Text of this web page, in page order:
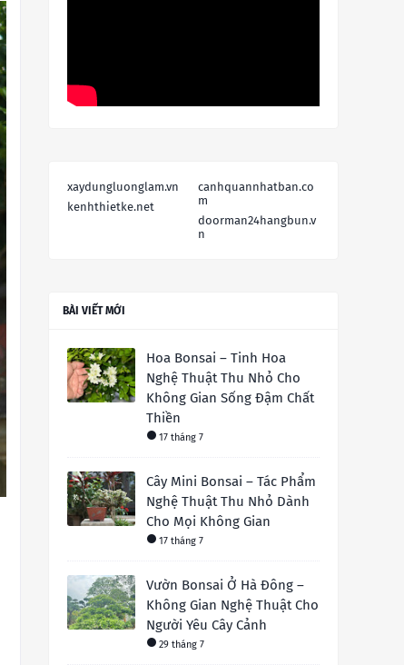
xaydungluonglam.vn
canhquannhatban.co
m
kenhthietke.net
doorman24hangbun.v
n
BÀI VIẾT MỚI
Hoa Bonsai – Tinh Hoa
Nghệ Thuật Thu Nhỏ Cho
Không Gian Sống Đậm Chất
Thiền
17 tháng 7
Cây Mini Bonsai – Tác Phẩm
Nghệ Thuật Thu Nhỏ Dành
Cho Mọi Không Gian
17 tháng 7
Vườn Bonsai Ở Hà Đông –
Không Gian Nghệ Thuật Cho
Người Yêu Cây Cảnh
29 tháng 7